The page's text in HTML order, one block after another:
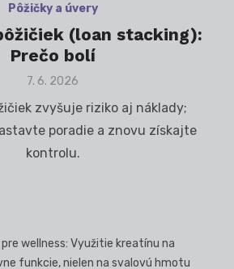
Pôžičky a úvery
(loan stacking):
Prečo bolí
Posted
7. 6. 2026
zvyšuje riziko aj náklady;
poradie a znovu získajte
kontrolu.
wellness: Využitie kreatínu na
funkcie, nielen na svalovú hmotu